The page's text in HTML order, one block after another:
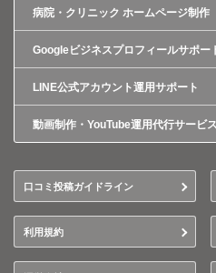
病院・クリニック ホームページ制作
Googleビジネスプロフィールサポー
LINE公式アカウント運用サポート
動画制作・YouTube運用代行サービ
口コミ投稿ガイドライン
利用規約